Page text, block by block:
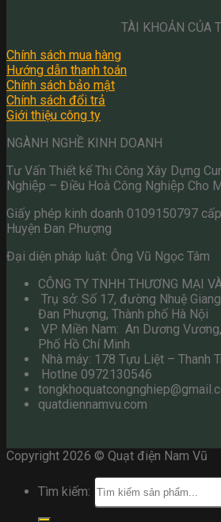
TÀI KHOẢN CỦA
Chính sách mua hàng
Hướng dẫn thanh toán
Chính sách bảo mật
Chính sách đổi trả
Giới thiệu công ty
NGÀNH NGHỀ KINH DOANH
Tư Vấn Thiết kế Thi Công Xây Dựng
Nghiệp – Điều Hoà Công Nghiệp Cho
Giấy phép kinh doanh 0109150797
Huyện Đan Phượng
Đại diện pháp luật: Ông Vũ Ngọc Tâm
CÔNG TY TNHH THƯƠNG MẠI
Trụ sở: Số 17, đường Nhuệ
Đan Phượng, Thành phố Hà Nội
VP Miền Nam: An Dương
Phố Hồ Chí Minh
Nhà máy: 178 Tựu Liệt – Thanh
Hotlne 0972130546
quatdiennamvu.com
Copyright 2026 © Quạt điện Nam Vũ
Tìm kiếm: